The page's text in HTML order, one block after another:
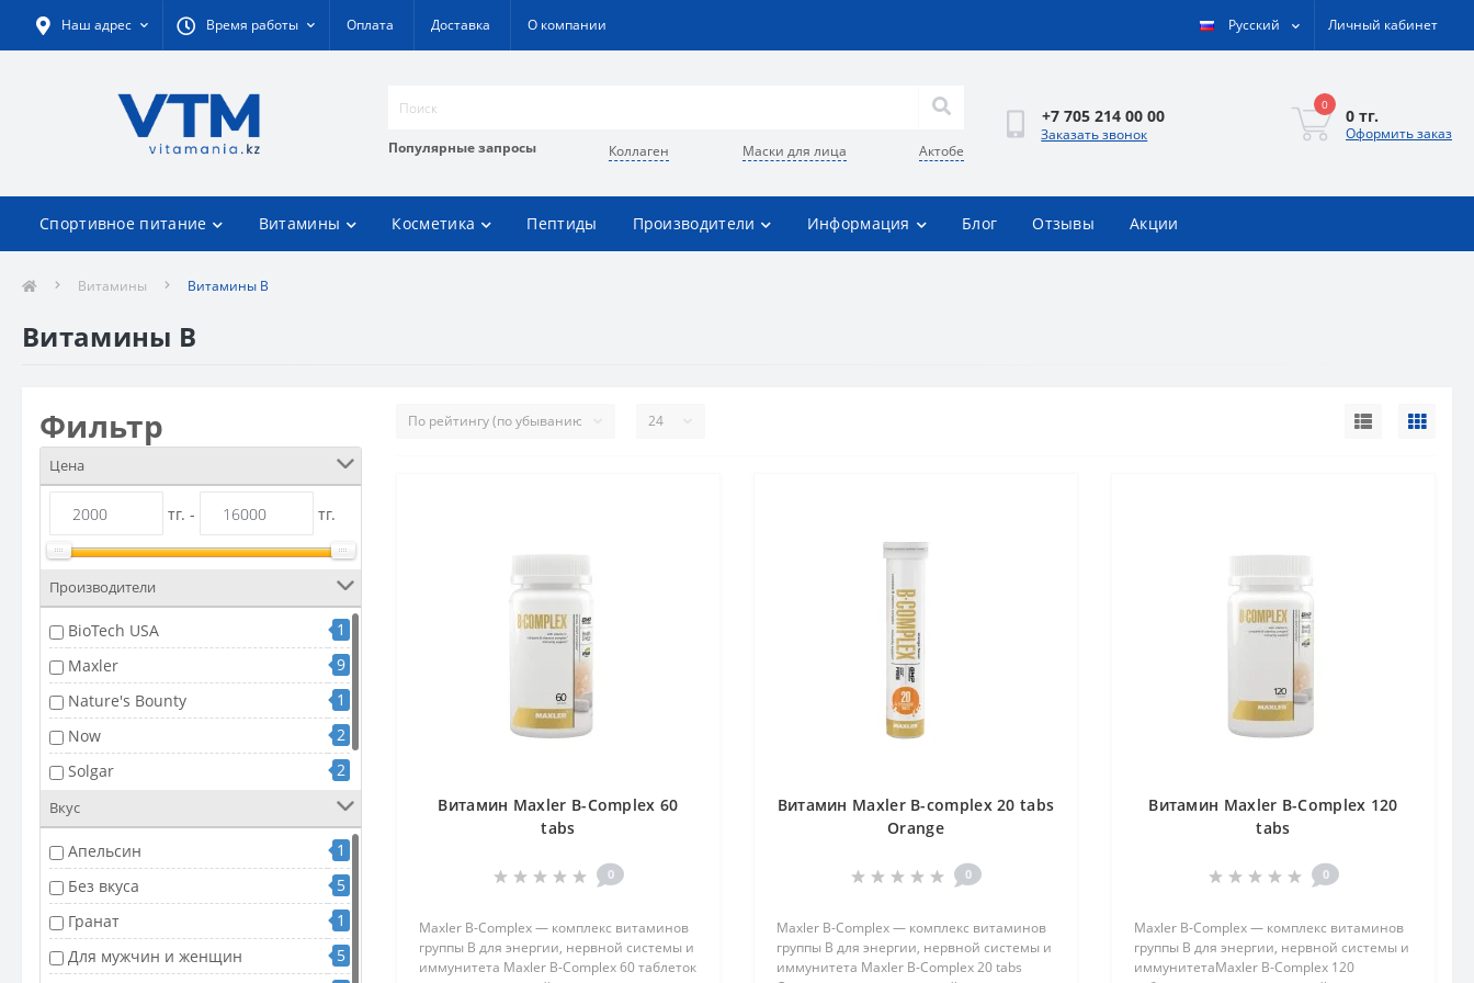
Наш адрес Время работы Оплата Доставка О компании Русский Личный кабинет
Популярные запросы Коллаген Маски для лица Актобе
+7 705 214 00 00
Заказать звонок
0
0 тг.
Оформить заказ
Спортивное питание Витамины Косметика Пептиды Производители Информация Блог Отзывы Акции
Витамины Витамины В
Витамины В
Фильтр
Цена
тг. - тг.
Производители
BioTech USA
1
Maxler
9
Nature's Bounty
1
Now
2
Solgar
2
Ultimate Nutrition
1
Вкус
Апельсин
1
Без вкуса
5
Гранат
1
Для мужчин и женщин
5
Витамин Maxler B-Complex 60
tabs
0
Maxler B-Complex — комплекс витаминов
группы B для энергии, нервной системы и
иммунитета Maxler B-Complex 60 таблеток
Витамин Maxler B-complex 20 tabs
Orange
0
Maxler B-Complex — комплекс витаминов
группы B для энергии, нервной системы и
иммунитета Maxler B-Complex 20 tabs
Витамин Maxler B-Complex 120
tabs
0
Maxler B-Complex — комплекс витаминов
группы B для энергии, нервной системы и
иммунитетаMaxler B-Complex 120